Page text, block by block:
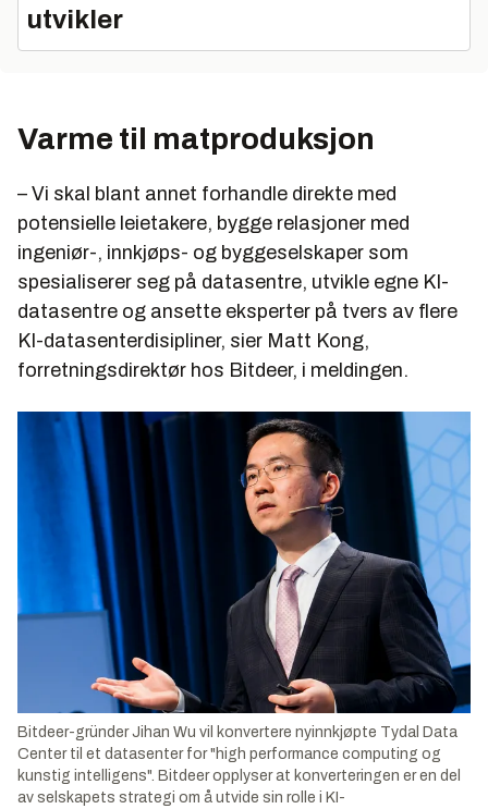
utvikler
Varme til matproduksjon
– Vi skal blant annet forhandle direkte med
potensielle leietakere, bygge relasjoner med
ingeniør-, innkjøps- og byggeselskaper som
spesialiserer seg på datasentre, utvikle egne KI-
datasentre og ansette eksperter på tvers av flere
KI-datasenterdisipliner, sier Matt Kong,
forretningsdirektør hos Bitdeer, i meldingen.
Bitdeer-gründer Jihan Wu vil konvertere nyinnkjøpte Tydal Data
Center til et datasenter for "high performance computing og
kunstig intelligens". Bitdeer opplyser at konverteringen er en del
av selskapets strategi om å utvide sin rolle i KI-